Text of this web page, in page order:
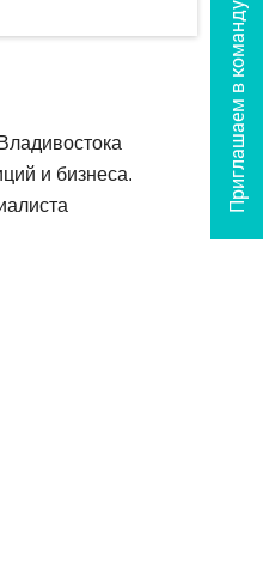
Приглашаем в команду
и бизнеса.